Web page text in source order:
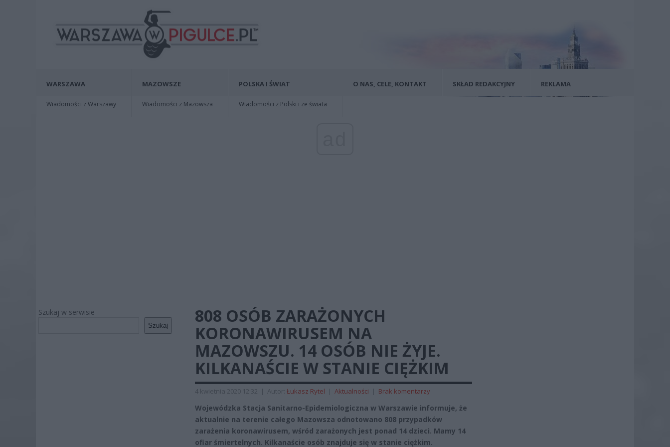
WARSZAWA
Wiadomości z Warszawy
MAZOWSZE
Wiadomości z Mazowsza
POLSKA I ŚWIAT
Wiadomości z Polski i ze świata
O NAS, CELE, KONTAKT SKŁAD REDAKCYJNY REKLAMA
Szukaj w serwisie
Szukaj
808 OSÓB ZARAŻONYCH
KORONAWIRUSEM NA
MAZOWSZU. 14 OSÓB NIE ŻYJE.
KILKANAŚCIE W STANIE CIĘŻKIM
4 kwietnia 2020 12:32 | Autor: Łukasz Rytel | Aktualności | Brak komentarzy
Wojewódzka Stacja Sanitarno-Epidemiologiczna w Warszawie informuje, że
aktualnie na terenie całego Mazowsza odnotowano 808 przypadków
zarażenia koronawirusem, wśród zarażonych jest ponad 14 dzieci. Mamy 14
ofiar śmiertelnych. Kilkanaście osób znajduje się w stanie ciężkim.